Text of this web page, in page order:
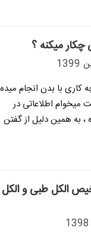
میکنه ؟
با بدن انجام میده
میخوام اطلاعاتی در
، به همین دلیل از گفتن
الکل طبی و الکل